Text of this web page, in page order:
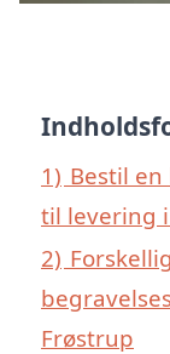
1) Bestil
til levering
2)
Frøstrup